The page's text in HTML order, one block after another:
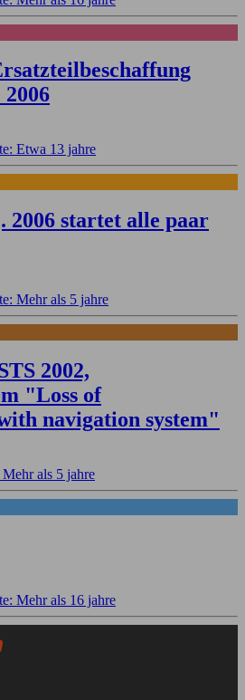
Etwa 13 jahre
2006 startet alle paar
Mehr als 5 jahre
2002,
"Loss of
navigation system"
als 5 jahre
Mehr als 16 jahre